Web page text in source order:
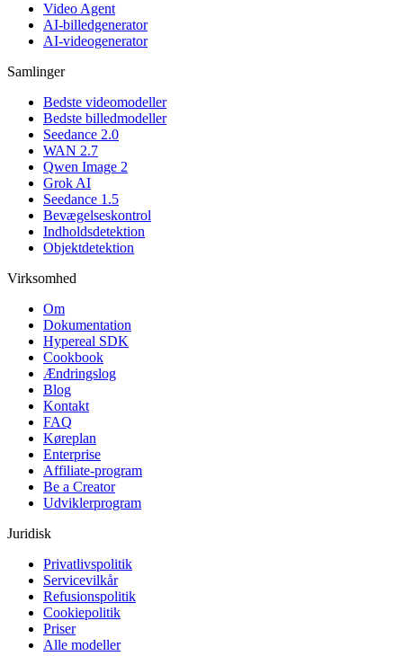
Video Agent
AI-billedgenerator
AI-videogenerator
Samlinger
Bedste videomodeller
Bedste billedmodeller
Seedance 2.0
WAN 2.7
Qwen Image 2
Grok AI
Seedance 1.5
Bevægelseskontrol
Indholdsdetektion
Objektdetektion
Virksomhed
Om
Dokumentation
Hypereal SDK
Cookbook
Ændringslog
Blog
Kontakt
FAQ
Køreplan
Enterprise
Affiliate-program
Be a Creator
Udviklerprogram
Juridisk
Privatlivspolitik
Servicevilkår
Refusionspolitik
Cookiepolitik
Priser
Alle modeller